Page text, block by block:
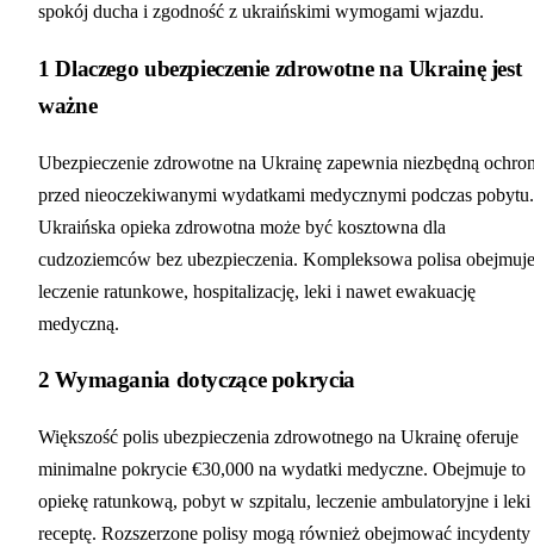
spokój ducha i zgodność z ukraińskimi wymogami wjazdu.
1Dlaczego ubezpieczenie zdrowotne na Ukrainę jest
ważne
Ubezpieczenie zdrowotne na Ukrainę zapewnia niezbędną
przed nieoczekiwanymi wydatkami medycznymi podczas pobytu.
Ukraińska opieka zdrowotna może być kosztowna dla
cudzoziemców bez ubezpieczenia. Kompleksowa polisa obejmuje
leczenie ratunkowe, hospitalizację, leki i nawet ewakuację
medyczną.
2Wymagania dotyczące pokrycia
Większość polis ubezpieczenia zdrowotnego na Ukrainę oferuje
minimalne pokrycie €30,000 na wydatki medyczne. Obejmuje to
opiekę ratunkową, pobyt w szpitalu, leczenie ambulatoryjne i leki
receptę. Rozszerzone polisy mogą również obejmować incydenty